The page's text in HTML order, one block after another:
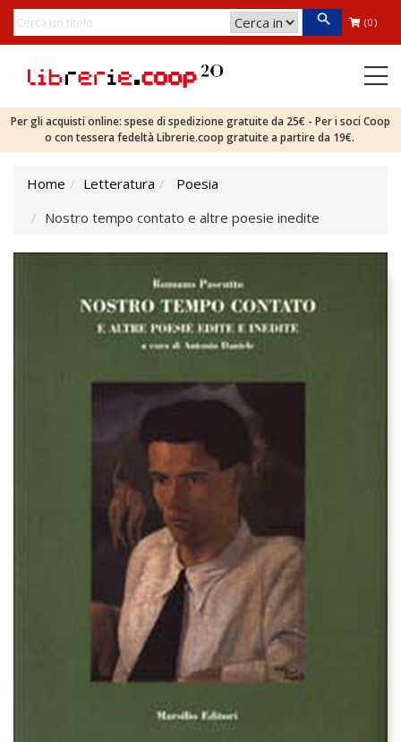
(0)
Per gli acquisti online: spese di spedizione gratuite da 25€ - Per i soci Coop
o con tessera fedeltà Librerie.coop gratuite a partire da 19€.
Home Letteratura
Poesia
Nostro tempo contato e altre poesie inedite